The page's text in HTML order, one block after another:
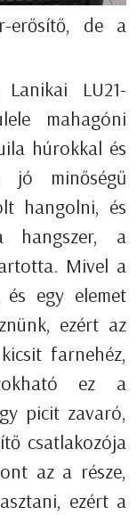
erősítő, de a
LU21-
mahagóni
húrokkal és
jó minőségű
hangolni, és
hangszer, a
Mivel a
egy elemet
ezért az
farnehéz,
ez a
picit zavaró,
csatlakozója
az a része,
ezért a